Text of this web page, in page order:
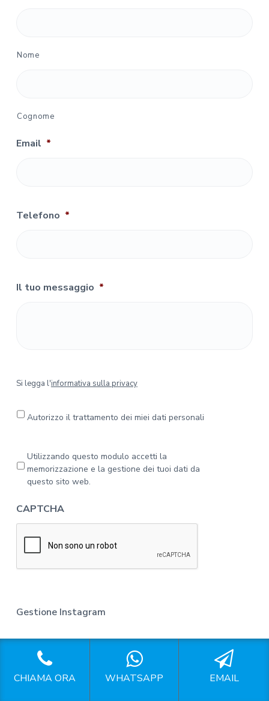
Nome
Cognome
Email *
Telefono *
Il tuo messaggio *
S
e
l
f
o
t
a
l
p
Si legga l'informativa sulla privacy
Autorizzo il trattamento dei miei dati personali
r
a
c
y
*
Utilizzando questo modulo accetti la
memorizzazione e la gestione dei tuoi dati da
questo sito web.
CAPTCHA
Gestione Instagram
Gestione Instagram Milano
Gestione Instagram Cassina de' Pecchi
Gestione Instagram Cassinetta di Lugagnano
CHIAMA ORA WHATSAPP EMAIL